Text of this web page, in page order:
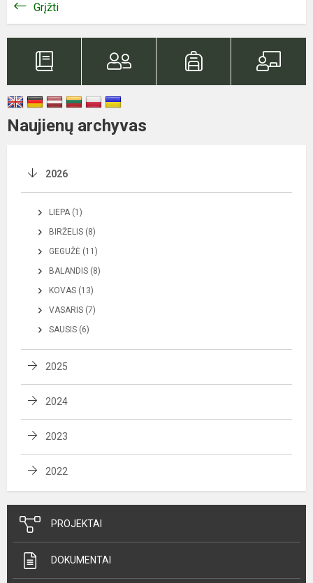
Grįžti
Naujienų archyvas
2026
LIEPA (1)
BIRŽELIS (8)
GEGUŽĖ (11)
BALANDIS (8)
KOVAS (13)
VASARIS (7)
SAUSIS (6)
2025
2024
2023
2022
PROJEKTAI
DOKUMENTAI